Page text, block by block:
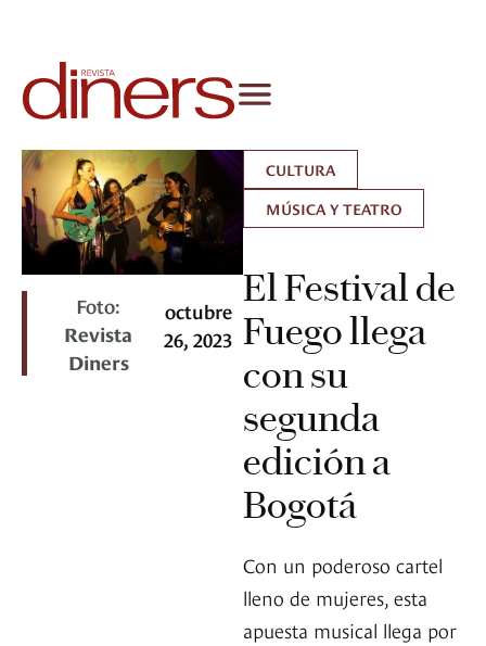
Foto:
Revista
Diners
octubre
26, 2023
CULTURA
MÚSICA Y TEATRO
El Festival de
Fuego llega
con su
segunda
edición a
Bogotá
Con un poderoso cartel
lleno de mujeres, esta
apuesta musical llega por